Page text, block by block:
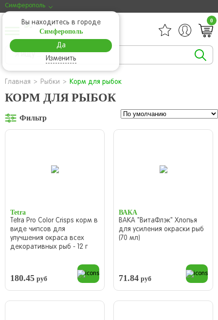
Симферополь
Вы находитесь в городе
Симферополь
Да
Изменить
0
Главная Рыбки Корм для рыбок
КОРМ ДЛЯ РЫБОК
Фильтр
Tetra
Tetra Pro Color Crisps корм в
виде чипсов для
улучшения окраса всех
декоративных рыб - 12 г
180.45 руб
ВАКА
ВАКА "ВитаФлэк" Хлопья
для усиления окраски рыб
(70 мл)
71.84 руб